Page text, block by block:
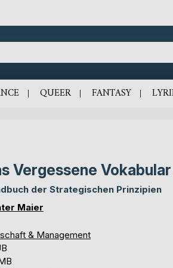
QUEER FANTASY
Vergessene
der Strategischen Prinzipien
Maier
& Management